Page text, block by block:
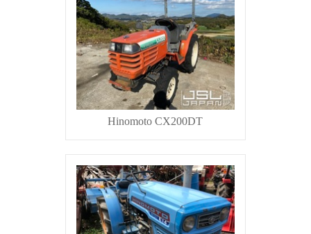
Hinomoto CX200DT